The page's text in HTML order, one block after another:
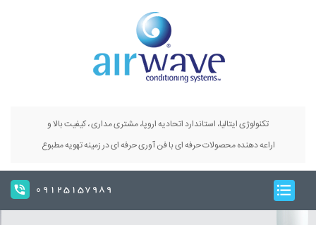
تکنولوژی ایتالیا، استاندارد اتحادیه اروپا، مشتری مداری ، کیفیت بالا و
اراعه دهنده محصولات حرفه ای با فن آوری حرفه ای در زمینه تهویه مطبوع
09125157989